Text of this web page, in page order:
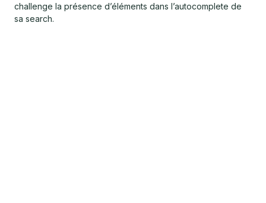
challenge la présence d’éléments dans l’autocomplete de
sa search.